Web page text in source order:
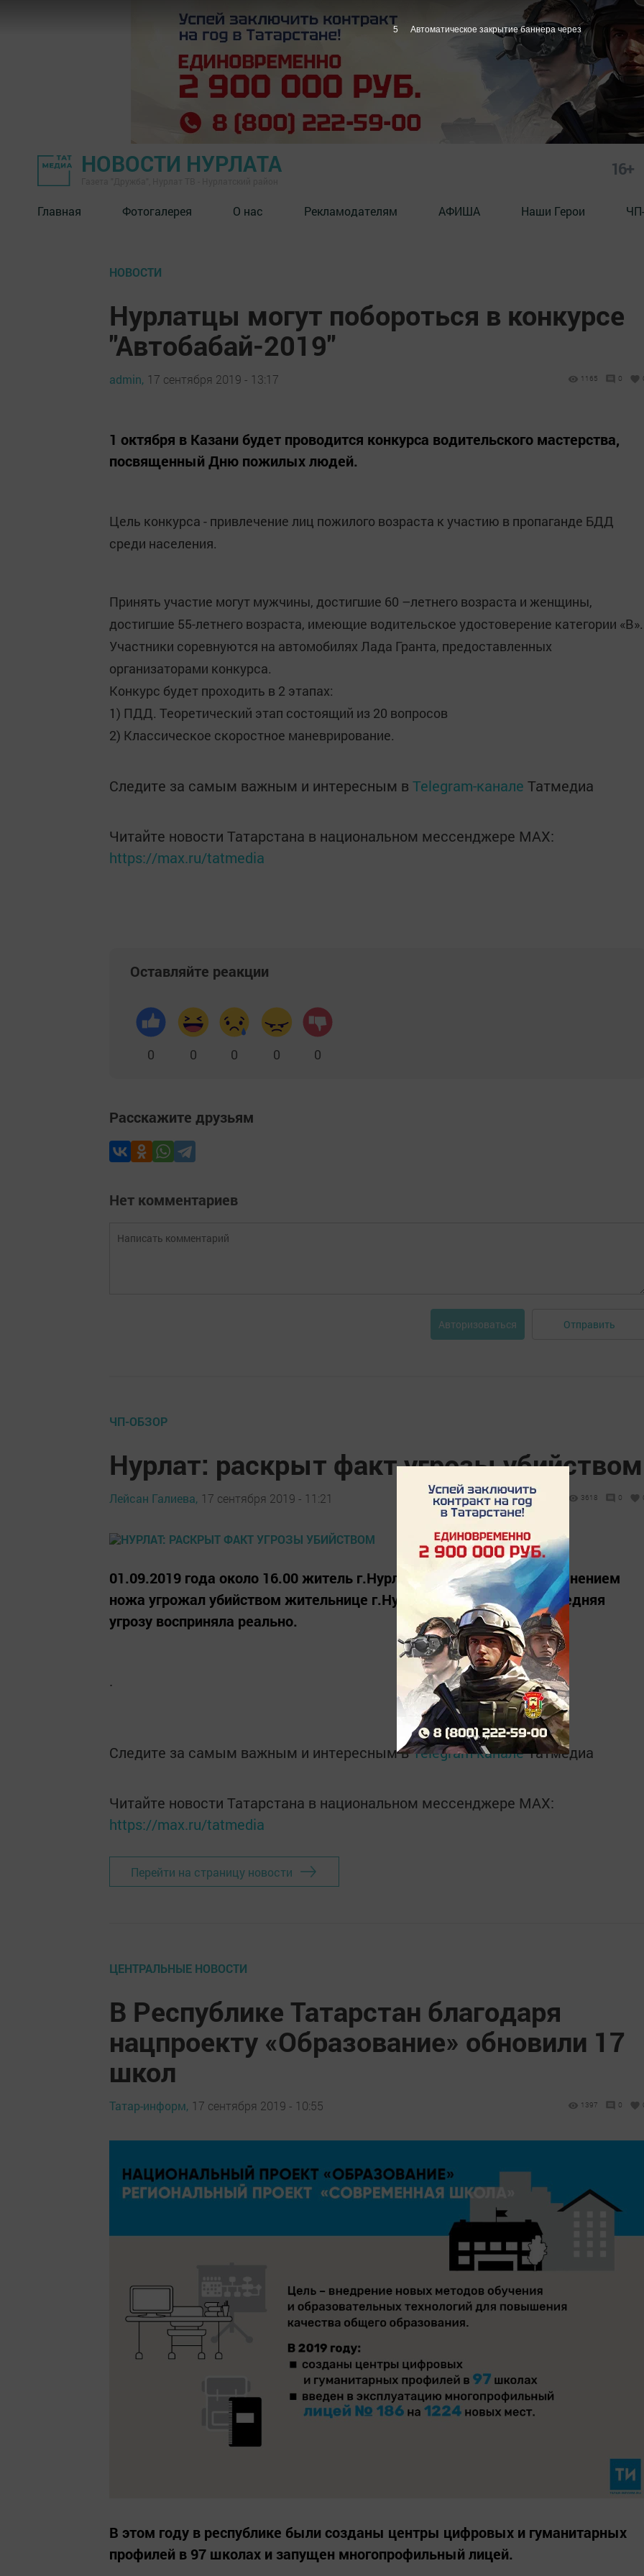
НОВОСТИ НУРЛАТА 16+
Главная Фотогалерея О нас Рекламодателям АФИША Наши Герои
НОВОСТИ
Нурлатцы могут побороться в конкурсе
"Автобабай-2019"
admin, 17 сентября 2019 - 13:17 1165 0
1 октября в Казани будет проводится конкурса водительского мастерства,
посвященный Дню пожилых людей.
Цель конкурса - привлечение лиц пожилого возраста к участию в пропаганде БДД
среди населения.
Принять участие могут мужчины, достигшие 60 –летнего возраста и женщины,
достигшие 55-летнего возраста, имеющие водительское удостоверение категории «B».
Участники соревнуются на автомобилях Лада Гранта, предоставленных
организаторами конкурса.
Конкурс будет проходить в 2 этапах:
1) ПДД. Теоретический этап состоящий из 20 вопросов
2) Классическое скоростное маневрирование.
Следите за самым важным и интересным в Telegram-канале Татмедиа
Читайте новости Татарстана в национальном мессенджере MАХ:
https://max.ru/tatmedia
Оставляйте реакции
0 0 0 0 0
Расскажите друзьям
Нет комментариев
Авторизоваться Отправить
ЧП-ОБЗОР
Нурлат: раскрыт факт угрозы убийством
Лейсан Галиева, 17 сентября 2019 - 11:21 3618 0
01.09.2019 года около 16.00 житель г.Нурлат гр.Ф. 1978 г.р. с применением
ножа угрожал убийством жительнице г.Нурлат гр.С. 1955 г.р., последняя
угрозу восприняла реально.
.
Следите за самым важным и интересным вTelegram-каналеТатмедиа
Читайте новости Татарстана в национальном мессенджере MАХ:
https://max.ru/tatmedia
Перейти на страницу новости
ЦЕНТРАЛЬНЫЕ НОВОСТИ
В Республике Татарстан благодаря
нацпроекту «Образование» обновили 17
школ
Татар-информ, 17 сентября 2019 - 10:55 1397 0
В этом году в республике были созданы центры цифровых и гуманитарных
профилей в 97 школах и запущен многопрофильный лицей.
4 Автоматическое закрытие баннера через